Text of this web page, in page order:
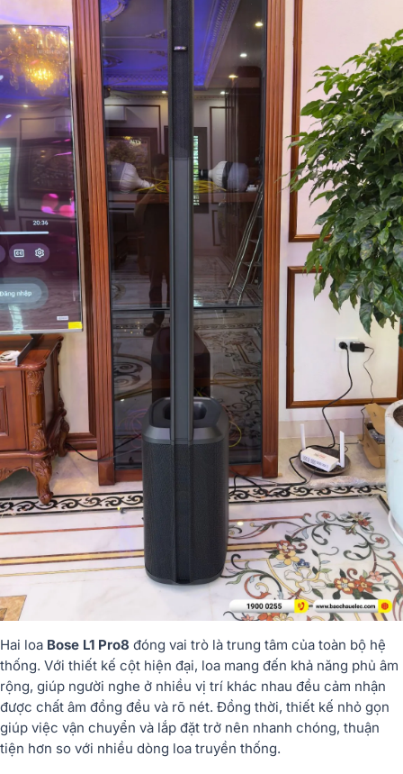
Hai loa Bose L1 Pro8 đóng vai trò là trung tâm của toàn bộ hệ
thống. Với thiết kế cột hiện đại, loa mang đến khả năng phủ âm
rộng, giúp người nghe ở nhiều vị trí khác nhau đều cảm nhận
được chất âm đồng đều và rõ nét. Đồng thời, thiết kế nhỏ gọn
giúp việc vận chuyển và lắp đặt trở nên nhanh chóng, thuận
tiện hơn so với nhiều dòng loa truyền thống.